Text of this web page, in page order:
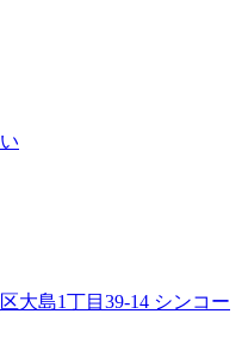
大島1丁目39-14 シンコー